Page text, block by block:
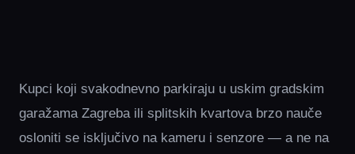
Kupci koji svakodnevno parkiraju u uskim gradskim
garažama Zagreba ili splitskih kvartova brzo nauče
osloniti se isključivo na kameru i senzore — a ne na